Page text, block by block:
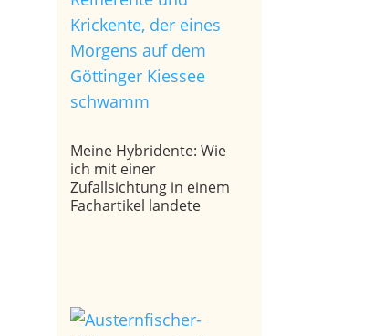
Meine Hybridente: Wie
ich mit einer
Zufallsichtung in einem
Fachartikel landete